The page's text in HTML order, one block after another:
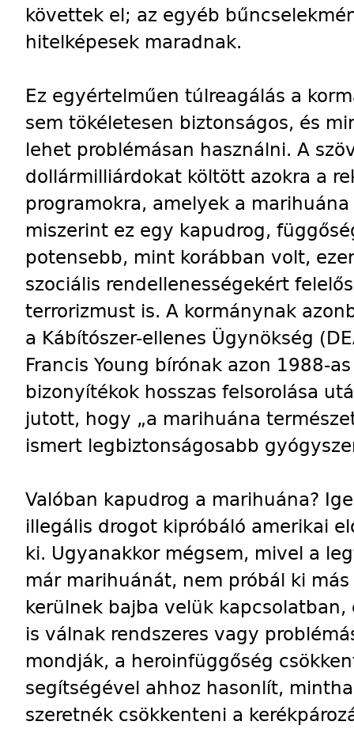
követtek el; az egyéb
hitelképesek maradnak.
Ez egyértelműen túlreagálás a
sem tökéletesen biztonságos, és
lehet problémásan használni. A
dollármilliárdokat költött azokra a
programokra, amelyek a
miszerint ez egy kapudrog,
potensebb, mint korábban volt,
szociális rendellenességekért
terrorizmust is. A kormánynak
a Kábítószer-ellenes Ügynökség
Francis Young bírónak azon 1988-
bizonyítékok hosszas felsorolása
jutott, hogy „a marihuána
ismert legbiztonságosabb
Valóban kapudrog a marihuána?
illegális drogot kipróbáló amerikai
ki. Ugyanakkor mégsem, mivel a
már marihuánát, nem próbál ki
kerülnek bajba velük
is válnak rendszeres vagy
mondják, a heroinfüggőség
segítségével ahhoz hasonlít,
szeretnék csökkenteni a